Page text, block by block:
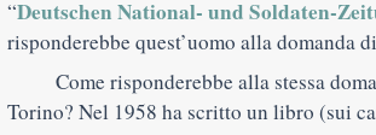
“Deutschen National- und Soldaten-
risponderebbe quest’uomo alla domanda
Come risponderebbe alla stessa
Torino? Nel 1958 ha scritto un libro (sui